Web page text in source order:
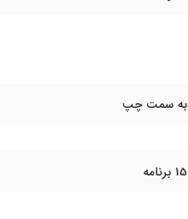
به سمت چپ
15 برنامه